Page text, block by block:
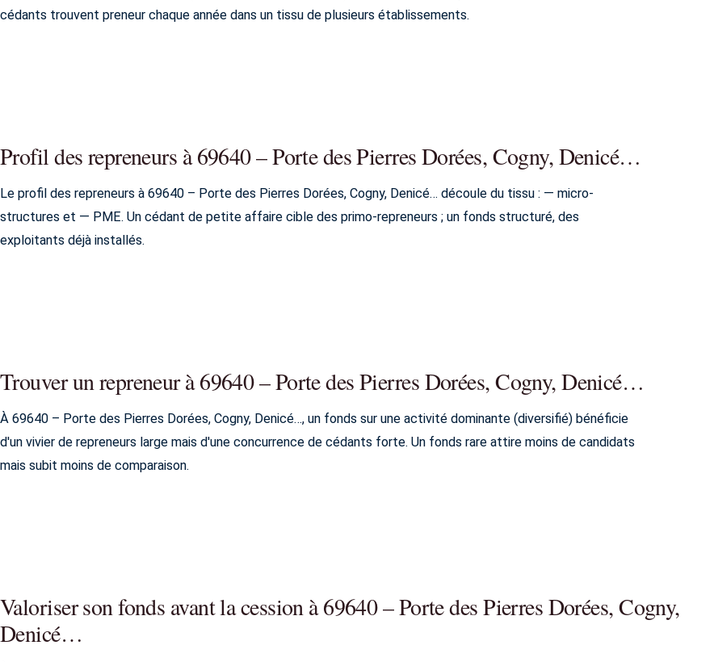
cédants trouvent preneur chaque année dans un tissu de plusieurs établissements.
Profil des repreneurs à 69640 – Porte des Pierres Dorées, Cogny, Denicé…
Le profil des repreneurs à 69640 – Porte des Pierres Dorées, Cogny, Denicé… découle du tissu : — micro-
structures et — PME. Un cédant de petite affaire cible des primo-repreneurs ; un fonds structuré, des
exploitants déjà installés.
Trouver un repreneur à 69640 – Porte des Pierres Dorées, Cogny, Denicé…
À 69640 – Porte des Pierres Dorées, Cogny, Denicé…, un fonds sur une activité dominante (diversifié) bénéficie
d'un vivier de repreneurs large mais d'une concurrence de cédants forte. Un fonds rare attire moins de candidats
mais subit moins de comparaison.
Valoriser son fonds avant la cession à 69640 – Porte des Pierres Dorées, Cogny,
Denicé…